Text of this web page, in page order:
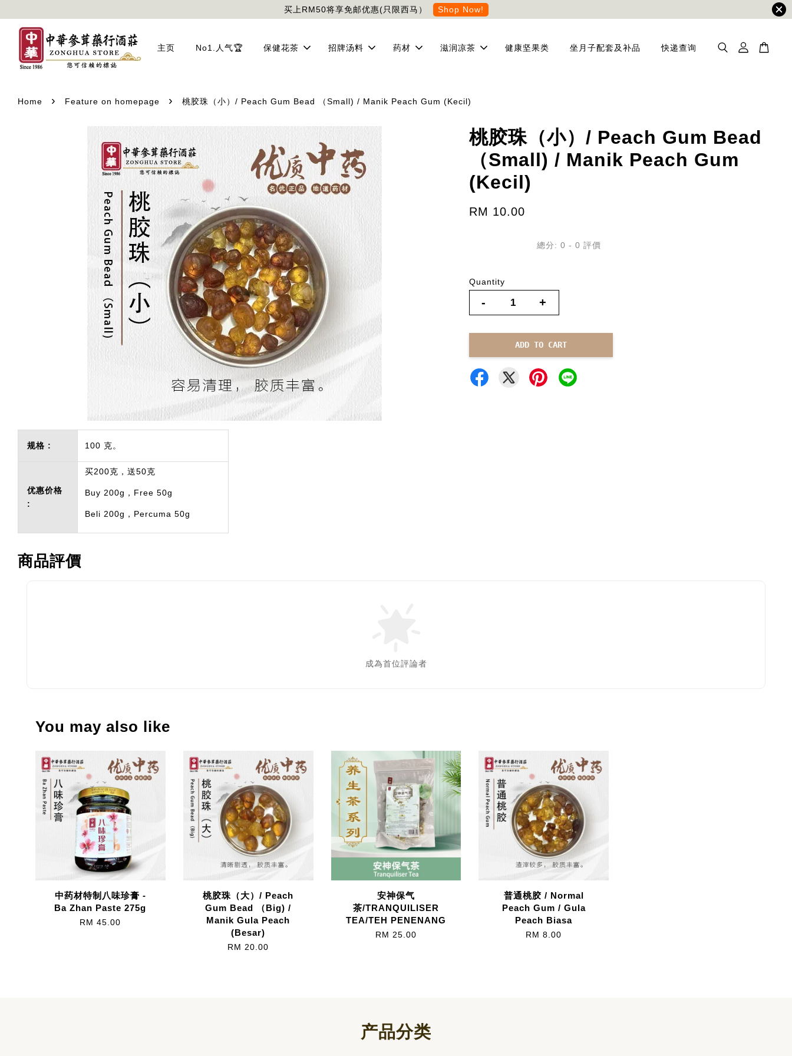
买上RM50将享免邮优惠(只限西马） Shop Now!
主页 No1.人气🏆 保健花茶 招牌汤料 药材 滋润凉茶 健康坚果类 坐月子配套及补品 快递查询
Home › Feature on homepage › 桃胶珠（小）/ Peach Gum Bead （Small) / Manik Peach Gum (Kecil)
桃胶珠（小）/ Peach Gum Bead
（Small) / Manik Peach Gum
(Kecil)
RM 10.00
總分:0 -0 評價
Quantity
- +
ADD TO CART
规格 : 100 克。
优惠价格
:
买200克，送50克
Buy 200g，Free 50g
Beli 200g，Percuma 50g
商品評價
成為首位評論者
You may also like
中药材特制八味珍膏 -
Ba Zhan Paste 275g
RM 45.00
桃胶珠（大）/ Peach
Gum Bead （Big) /
Manik Gula Peach
(Besar)
RM 20.00
安神保气
茶/TRANQUILISER
TEA/TEH PENENANG
RM 25.00
普通桃胶 / Normal
Peach Gum / Gula
Peach Biasa
RM 8.00
产品分类